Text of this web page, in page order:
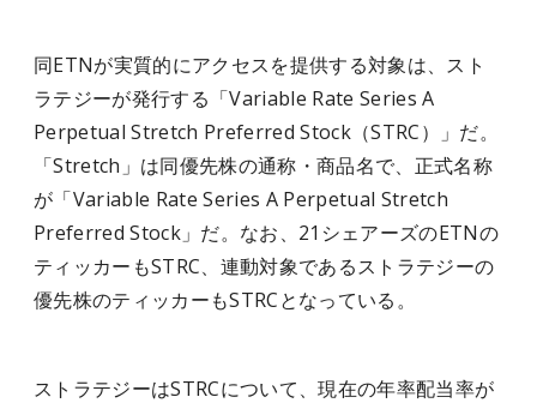
同ETNが実質的にアクセスを提供する対象は、スト
ラテジーが発行する「Variable Rate Series A
Perpetual Stretch Preferred Stock（STRC）」だ。
「Stretch」は同優先株の通称・商品名で、正式名称
が「Variable Rate Series A Perpetual Stretch
Preferred Stock」だ。なお、21シェアーズのETNの
ティッカーもSTRC、連動対象であるストラテジーの
優先株のティッカーもSTRCとなっている。
ストラテジーはSTRCについて、現在の年率配当率が